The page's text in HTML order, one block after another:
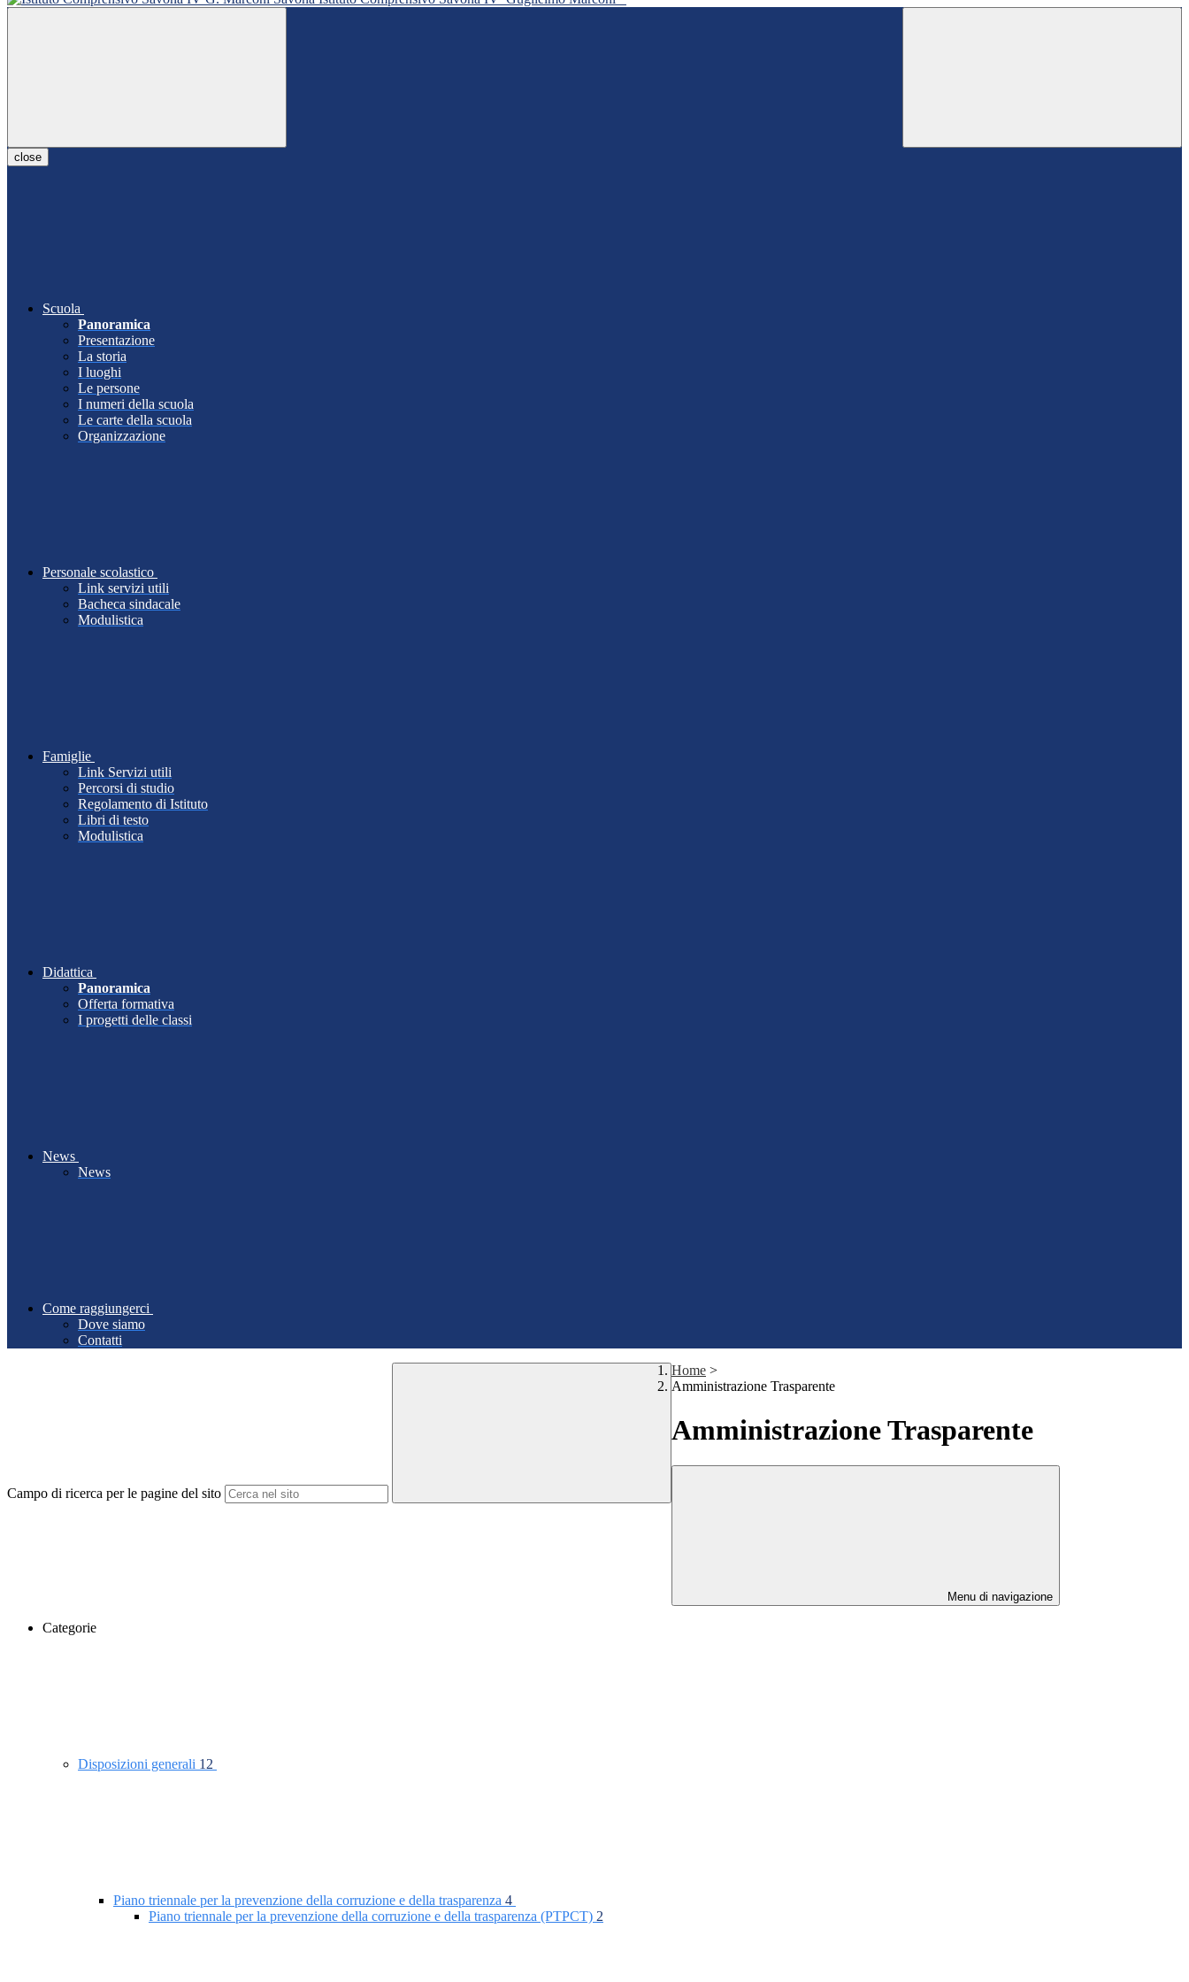
close
Scuola
Panoramica
Presentazione
La storia
I luoghi
Le persone
I numeri della scuola
Le carte della scuola
Organizzazione
Personale scolastico
Link servizi utili
Bacheca sindacale
Modulistica
Famiglie
Link Servizi utili
Percorsi di studio
Regolamento di Istituto
Libri di testo
Modulistica
Didattica
Panoramica
Offerta formativa
I progetti delle classi
News
News
Come raggiungerci
Dove siamo
Contatti
Campo di ricerca per le pagine del sito
Home >
Amministrazione Trasparente
Amministrazione Trasparente
Menu di navigazione
Categorie
Disposizioni generali 12
Piano triennale per la prevenzione della corruzione e della trasparenza 4
Piano triennale per la prevenzione della corruzione e della trasparenza (PTPCT) 2